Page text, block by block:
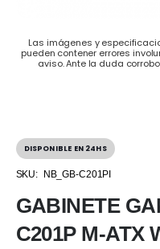
Las imágenes y
pueden contener errores
aviso. Ante la duda
DISPONIBLE EN 24HS
SKU: NB_GB-C201PI
GABINETE
C201P M-ATX